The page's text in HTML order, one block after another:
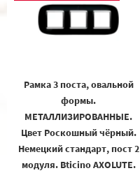
Рамка 3 поста, овальной
формы.
МЕТАЛЛИЗИРОВАННЫЕ.
Цвет Роскошный чёрный.
Немецкий стандарт, пост 2
модуля. Bticino AXOLUTE.